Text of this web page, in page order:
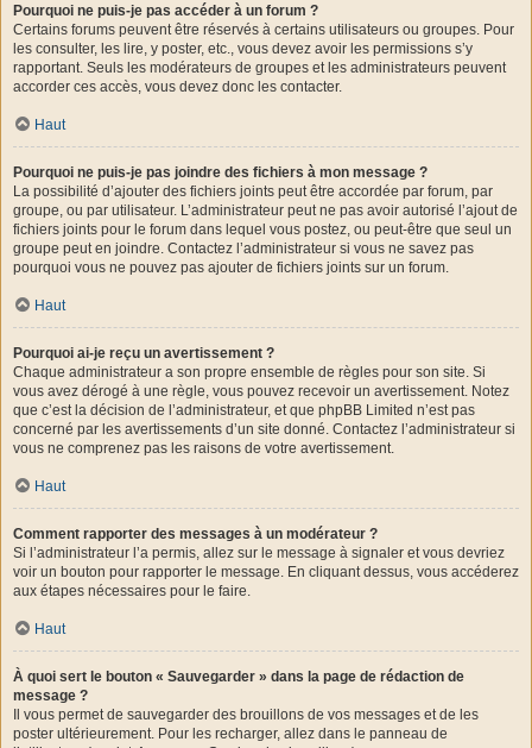
Pourquoi ne puis-je pas accéder à un forum ?
Certains forums peuvent être réservés à certains utilisateurs ou groupes. Pour
les consulter, les lire, y poster, etc., vous devez avoir les permissions s’y
rapportant. Seuls les modérateurs de groupes et les administrateurs peuvent
accorder ces accès, vous devez donc les contacter.
Haut
Pourquoi ne puis-je pas joindre des fichiers à mon message ?
La possibilité d’ajouter des fichiers joints peut être accordée par forum, par
groupe, ou par utilisateur. L’administrateur peut ne pas avoir autorisé l’ajout de
fichiers joints pour le forum dans lequel vous postez, ou peut-être que seul un
groupe peut en joindre. Contactez l’administrateur si vous ne savez pas
pourquoi vous ne pouvez pas ajouter de fichiers joints sur un forum.
Haut
Pourquoi ai-je reçu un avertissement ?
Chaque administrateur a son propre ensemble de règles pour son site. Si
vous avez dérogé à une règle, vous pouvez recevoir un avertissement. Notez
que c’est la décision de l’administrateur, et que phpBB Limited n’est pas
concerné par les avertissements d’un site donné. Contactez l’administrateur si
vous ne comprenez pas les raisons de votre avertissement.
Haut
Comment rapporter des messages à un modérateur ?
Si l’administrateur l’a permis, allez sur le message à signaler et vous devriez
voir un bouton pour rapporter le message. En cliquant dessus, vous accéderez
aux étapes nécessaires pour le faire.
Haut
À quoi sert le bouton « Sauvegarder » dans la page de rédaction de
message ?
Il vous permet de sauvegarder des brouillons de vos messages et de les
poster ultérieurement. Pour les recharger, allez dans le panneau de